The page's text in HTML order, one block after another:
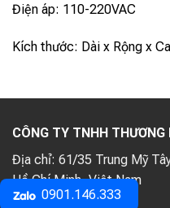
Điện áp: 110-220VAC
Kích thước: Dài x Rộng x
CÔNG TY TNHH
Địa chỉ: 61/35 Trung Mỹ
Hồ Chí Minh, Việt Nam
0901.146.333